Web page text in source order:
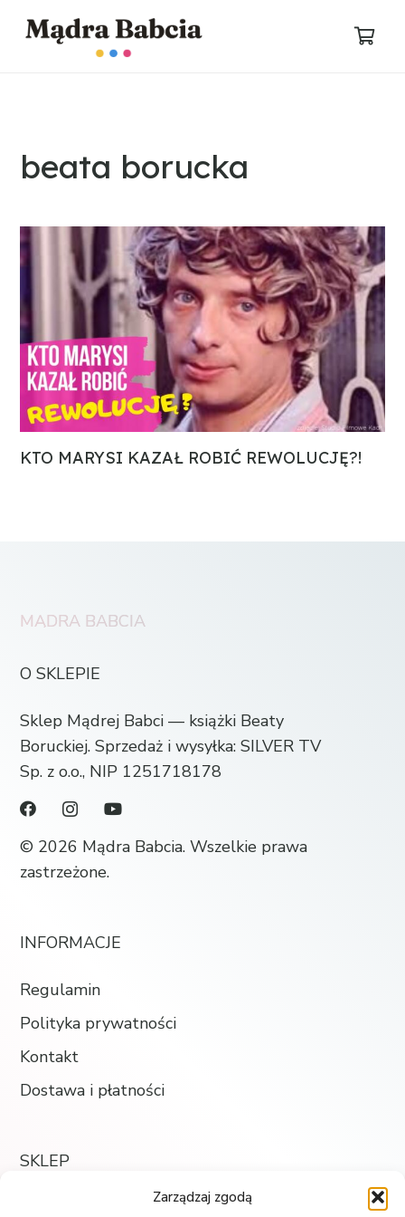
Zarządzaj zgodą
beata borucka
KTO MARYSI KAZAŁ ROBIĆ REWOLUCJĘ?!
MĄDRA BABCIA
O SKLEPIE
Sklep Mądrej Babci — książki Beaty
Boruckiej. Sprzedaż i wysyłka: SILVER TV
Sp. z o.o., NIP 1251718178
© 2026 Mądra Babcia. Wszelkie prawa
zastrzeżone.
INFORMACJE
Regulamin
Polityka prywatności
Kontakt
Dostawa i płatności
SKLEP